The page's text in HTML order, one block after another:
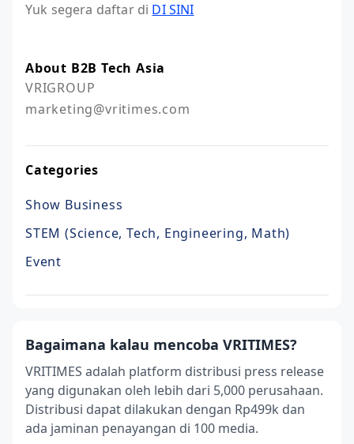
Yuk segera daftar di DI SINI
About B2B Tech Asia
VRIGROUP
marketing@vritimes.com
Categories
Show Business
STEM (Science, Tech, Engineering, Math)
Event
Bagaimana kalau mencoba VRITIMES?
VRITIMES adalah platform distribusi press release
yang digunakan oleh lebih dari 5,000 perusahaan.
Distribusi dapat dilakukan dengan Rp499k dan
ada jaminan penayangan di 100 media.